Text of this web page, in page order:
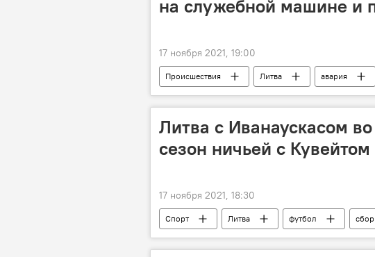
на служебной машине и
17 ноября 2021, 19:00
Происшествия Литва авария
Литва с Иванаускасом
сезон ничьей с Кувейтом
17 ноября 2021, 18:30
Спорт Литва футбол